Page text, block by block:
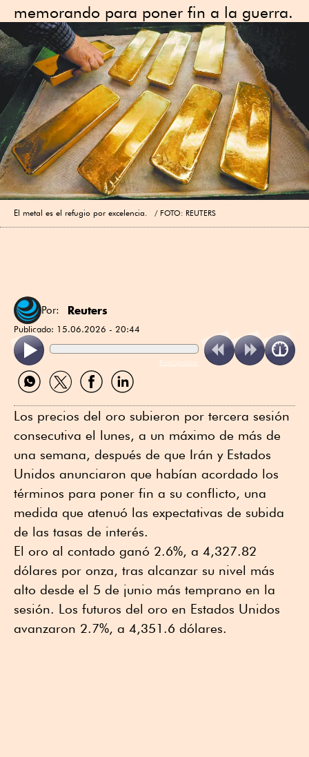
memorando para poner fin a la guerra.
El metal es el refugio por excelencia. FOTO: REUTERS
Por: Reuters
Publicado: 15.06.2026 - 20:44
ReadSpeaker
Compartir
por
Compartir
por
Compartir
por
Compartir
por
Los precios del oro subieron por tercera sesión
consecutiva el lunes, a un máximo de más de
una semana, después de que Irán y Estados
Unidos anunciaron que habían acordado los
términos para poner fin a su conflicto, una
medida que atenuó las expectativas de subida
de las tasas de interés.
El oro al contado ganó 2.6%, a 4,327.82
dólares por onza, tras alcanzar su nivel más
alto desde el 5 de junio más temprano en la
sesión. Los futuros del oro en Estados Unidos
avanzaron 2.7%, a 4,351.6 dólares.